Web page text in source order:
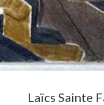
Laïcs Sainte